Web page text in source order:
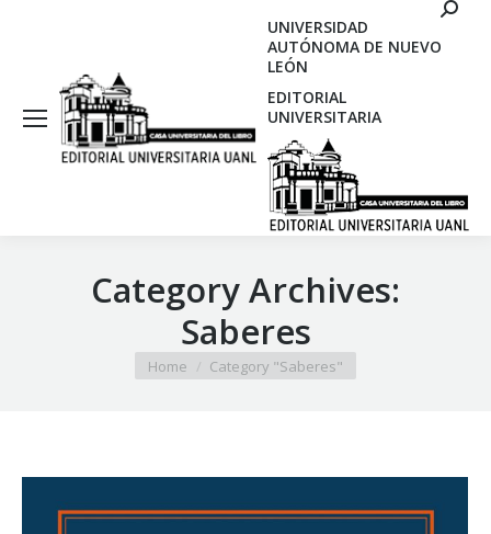
UNIVERSIDAD
AUTÓNOMA DE NUEVO
LEÓN
EDITORIAL
UNIVERSITARIA
Category Archives:
Saberes
You are here:
Home Category "Saberes"